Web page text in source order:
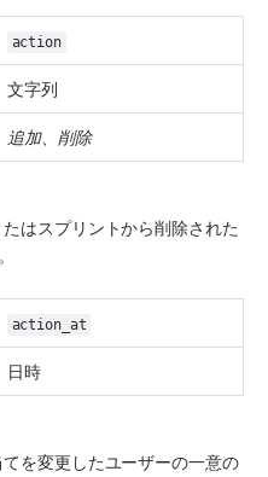
action
文字列
追加、 削除
はスプリントから削除された
action_at
日時
を変更したユーザーの一意の